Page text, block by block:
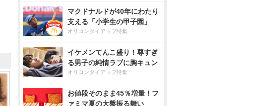
マクドナルドが40年にわたり
支える「小学生の甲子園」
オリコンタイアップ特集
イケメンてんこ盛り！尊すぎ
る男子の純情ラブに胸キュン
オリコンタイアップ特集
お値段そのまま45％増量！フ
ァミマ夏の大盤振る舞い